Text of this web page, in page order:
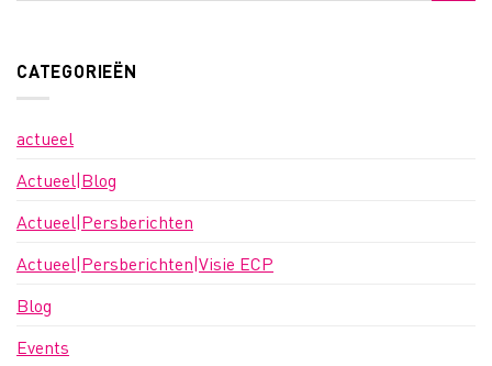
CATEGORIEËN
actueel
Actueel|Blog
Actueel|Persberichten
Actueel|Persberichten|Visie ECP
Blog
Events